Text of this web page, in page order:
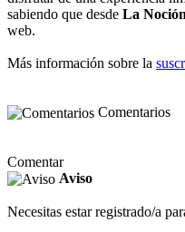
sabiendo que desde La Noción
web.
Más información sobre la
Comentarios
Comentar
Aviso
Necesitas estar registrado/a